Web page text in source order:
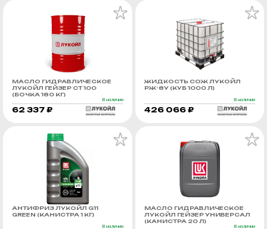
МАСЛО ГИДРАВЛИЧЕСКОЕ
ЛУКОЙЛ ГЕЙЗЕР СТ 100
(БОЧКА 180 КГ)
В наличии
62 337 ₽
ЖИДКОСТЬ СОЖ ЛУКОЙЛ
РЖ-8У (КУБ 1000 Л)
В наличии
426 066 ₽
АНТИФРИЗ ЛУКОЙЛ G11
GREEN (КАНИСТРА 1 КГ)
В наличии
МАСЛО ГИДРАВЛИЧЕСКОЕ
ЛУКОЙЛ ГЕЙЗЕР УНИВЕРСАЛ
(КАНИСТРА 20 Л)
В наличии